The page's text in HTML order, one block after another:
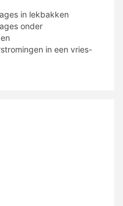
in lekbakken
onder
in een vries-